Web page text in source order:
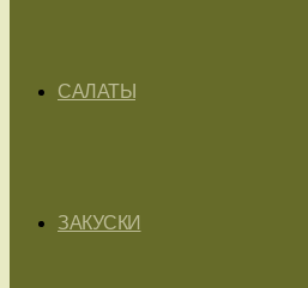
САЛАТЫ
ЗАКУСКИ